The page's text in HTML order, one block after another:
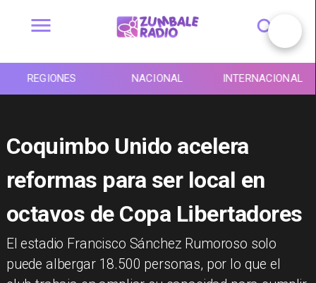
REGIONES NACIONAL INTERNACIONAL
Coquimbo Unido acelera
reformas para ser local en
octavos de Copa Libertadores
El estadio Francisco Sánchez Rumoroso solo
puede albergar 18.500 personas, por lo que el